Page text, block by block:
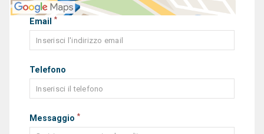
Email*
Telefono
Messaggio*